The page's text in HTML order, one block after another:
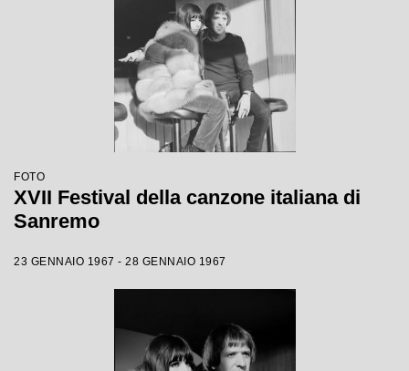
FOTO
XVII Festival della canzone italiana di
Sanremo
23 GENNAIO 1967 - 28 GENNAIO 1967